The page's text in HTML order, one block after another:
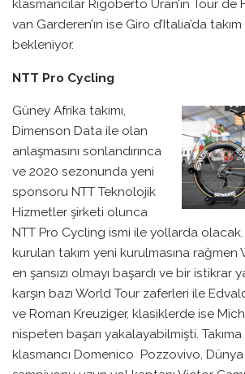
klasmancılar Rigoberto Uran’ın Tour de
van Garderen’ın ise Giro d’Italia’da
bekleniyor.
NTT Pro Cycling
Güney Afrika takımı,
Dimenson Data ile olan
anlaşmasını sonlandırınca
ve 2020 sezonunda yeni
sponsoru NTT Teknolojik
Hizmetler şirketi olunca
NTT Pro Cycling ismi ile yollarda olacak.
kurulan takım yeni kurulmasına rağmen
en şansızı olmayı başardı ve bir istikrar
karşın bazı World Tour zaferleri ile
ve Roman Kreuziger, klasiklerde ise
nispeten başarı yakalayabilmişti.
klasmancı Domenico Pozzovivo,